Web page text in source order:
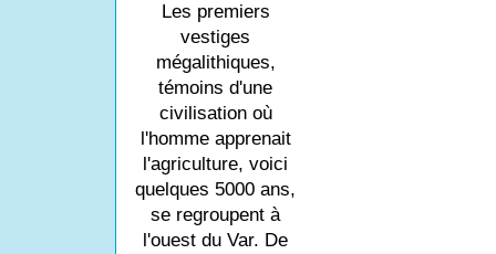
Les premiers
vestiges
mégalithiques,
témoins d'une
civilisation où
l'homme apprenait
l'agriculture, voici
quelques 5000 ans,
se regroupent à
l'ouest du Var. De